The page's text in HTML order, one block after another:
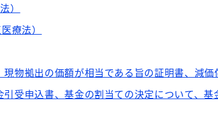
）
療法）
物拠出の価額が相当である旨の証明書、減価
受申込書、基金の割当ての決定について、基